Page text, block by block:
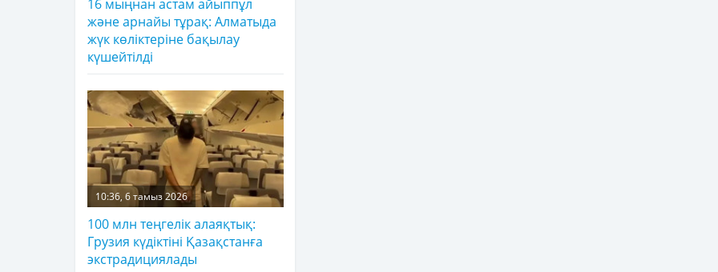
16 мыңнан астам айыппұл
және арнайы тұрақ: Алматыда
жүк көліктеріне бақылау
күшейтілді
10:36, 6 тамыз 2026
100 млн теңгелік алаяқтық:
Грузия күдіктіні Қазақстанға
экстрадициялады